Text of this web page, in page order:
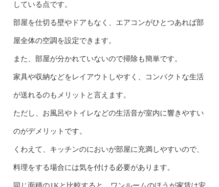
している点です。
部屋を仕切る壁やドアもなく、エアコンがひとつあれば部
屋全体の空調を設定できます。
また、部屋が分かれていないので掃除も簡単です。
家具や収納などをレイアウトしやすく、コンパクトな生活
が送れるのもメリットと言えます。
ただし、お風呂やトイレなどの生活音が室内に響きやすい
のがデメリットです。
くわえて、キッチンのにおいが部屋に充満しやすいので、
料理をする場合には気を付ける必要があります。